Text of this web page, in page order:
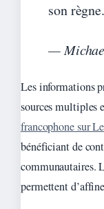
son règne.
—
Les informations
sources multiples
francophone sur
bénéficiant de
communautaires.
permettent